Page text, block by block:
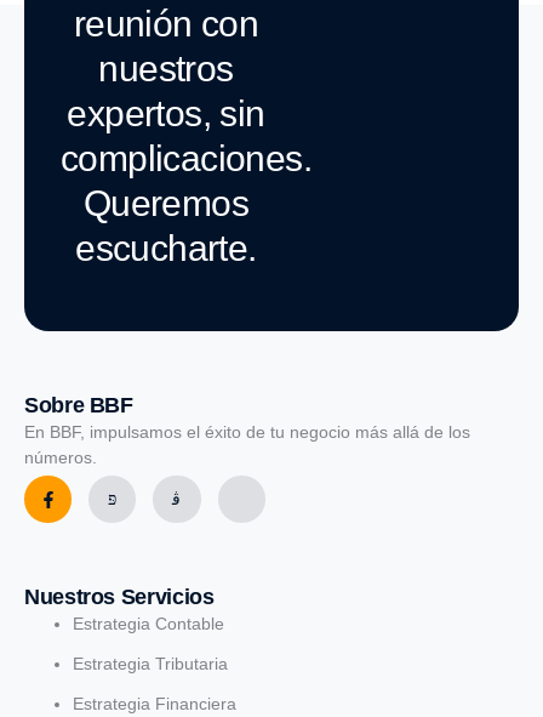
reunión con
nuestros
expertos, sin
complicaciones.
Queremos
escucharte.
Sobre BBF
En BBF, impulsamos el éxito de tu negocio más allá de los
números.
Nuestros Servicios
Estrategia Contable
Estrategia Tributaria
Estrategia Financiera